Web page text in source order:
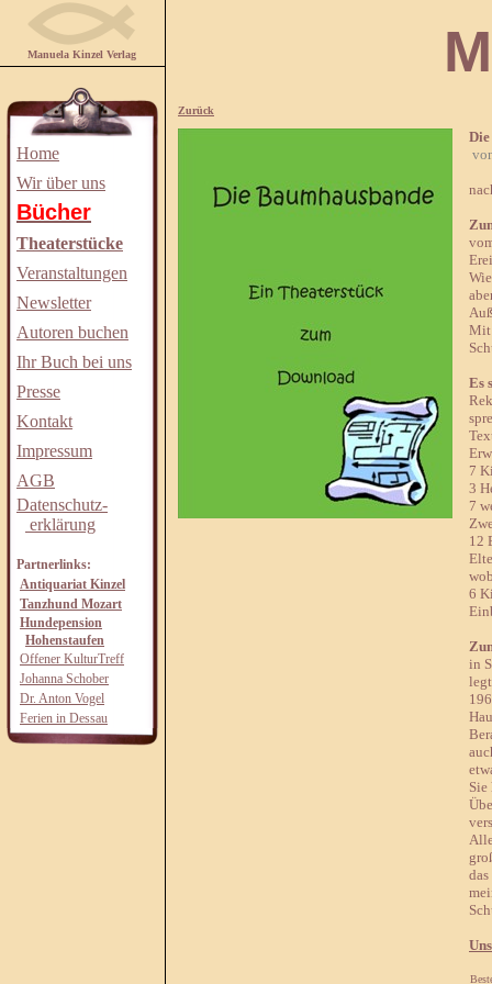
Manuela Kinzel Verlag
Home
Wir über uns
Bücher
Theaterstücke
Veranstaltungen
Newsletter
Autoren buchen
Ihr Buch bei uns
Presse
Kontakt
Impressum
AGB
Datenschutz-
erklärung
Partnerlinks:
Antiquariat Kinzel
Tanzhund Mozart
Hundepension
Hohenstaufen
Offener KulturTreff
Johanna Schober
Dr. Anton Vogel
Ferien in Dessau
Zurück
Mit
Es
7
3
7
12
6
in
Sie